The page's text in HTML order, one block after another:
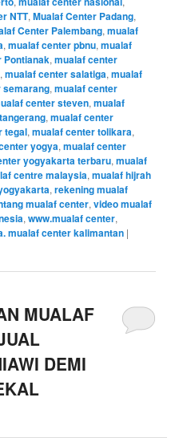
NTT,Mualaf Center Padang,
Center Palembang,mualaf
,mualaf center pbnu,mualaf
Pontianak,mualaf center
,mualaf center salatiga,mualaf
semarang,mualaf center
center steven,mualaf
,mualaf center
tegal,mualaf center tolikara,
yogya,mualaf center
yogyakarta terbaru,mualaf
centre malaysia,mualaf hijrah
,rekening mualaf
mualaf center,video mualaf
,www.mualaf center,
mualaf center kalimantan |
MUALAF
DEMI